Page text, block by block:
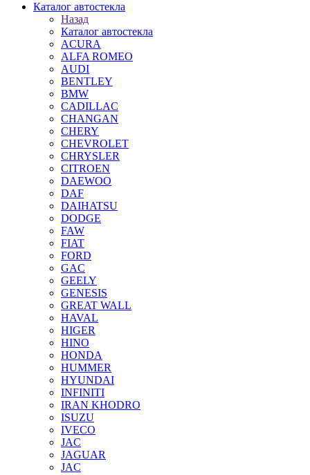
Каталог автостекла
Назад
Каталог автостекла
ACURA
ALFA ROMEO
AUDI
BENTLEY
BMW
CADILLAC
CHANGAN
CHERY
CHEVROLET
CHRYSLER
CITROEN
DAEWOO
DAF
DAIHATSU
DODGE
FAW
FIAT
FORD
GAC
GEELY
GENESIS
GREAT WALL
HAVAL
HIGER
HINO
HONDA
HUMMER
HYUNDAI
INFINITI
IRAN KHODRO
ISUZU
IVECO
JAC
JAGUAR
JAС